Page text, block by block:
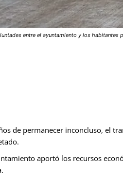
entre el ayuntamiento y los
de permanecer inconcluso, el
aportó los recursos